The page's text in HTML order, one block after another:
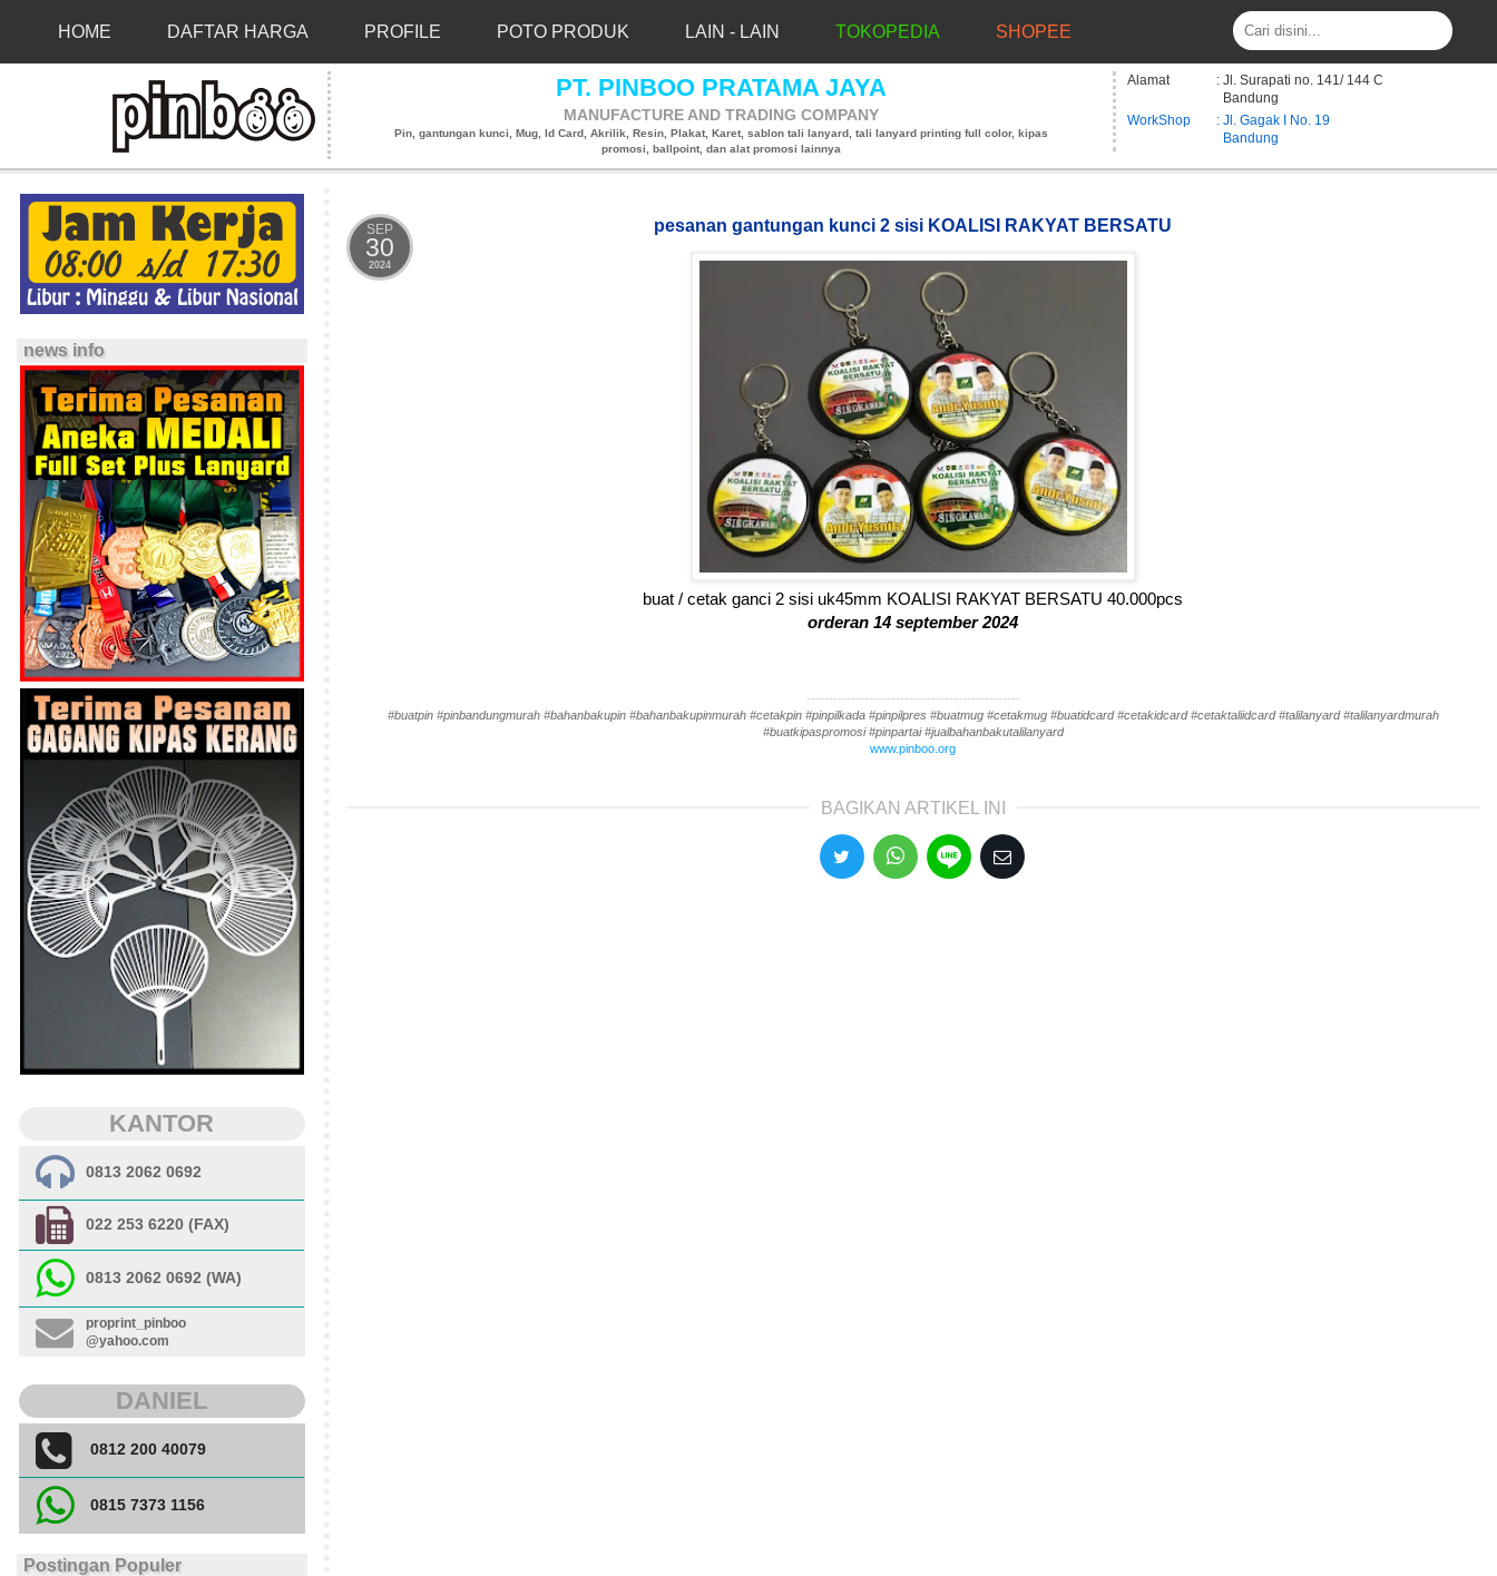
HOME DAFTAR HARGA PROFILE POTO PRODUK LAIN - LAIN TOKOPEDIA SHOPEE
PT. PINBOO PRATAMA JAYA
MANUFACTURE AND TRADING COMPANY
Pin, gantungan kunci, Mug, Id Card, Akrilik, Resin, Plakat, Karet, sablon tali lanyard, tali lanyard printing full color, kipas
promosi, ballpoint, dan alat promosi lainnya
Alamat
: Jl. Surapati no. 141/ 144 C
Bandung
WorkShop
: Jl. Gagak I No. 19
Bandung
news info
KANTOR
0813 2062 0692
022 253 6220 (FAX)
0813 2062 0692 (WA)
proprint_pinboo
@yahoo.com
DANIEL
0812 200 40079
0815 7373 1156
Postingan Populer
SEP
30
2024
pesanan gantungan kunci 2 sisi KOALISI RAKYAT BERSATU
buat / cetak ganci 2 sisi uk45mm KOALISI RAKYAT BERSATU 40.000pcs
orderan 14 september 2024
------------------------------------------------
#buatpin #pinbandungmurah #bahanbakupin #bahanbakupinmurah #cetakpin #pinpilkada #pinpilpres #buatmug #cetakmug #buatidcard #cetakidcard #cetaktaliidcard #talilanyard #talilanyardmurah
#buatkipaspromosi #pinpartai #jualbahanbakutalilanyard
www.pinboo.org
BAGIKAN ARTIKEL INI